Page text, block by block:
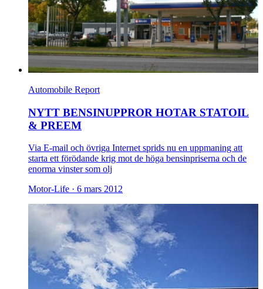
Automobile Report
NYTT BENSINUPPROR HOTAR STATOIL
& PREEM
Via E-mail och övriga Internet sprids nu en uppmaning att
starta ett förödande krig mot de höga bensinpriserna och de
enorma vinster som olj
Motor-Life · 6 mars 2012